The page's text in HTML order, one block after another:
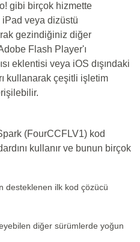
gibi birçok hizmette
iPad veya dizüstü
gezindiğiniz diğer
Flash Player'ı
eklentisi veya iOS dışındaki
kullanarak çeşitli işletim
(FourCCFLV1) kod
kullanır ve bunun birçok
desteklenen ilk kod çözücü
diğer sürümlerde yoğun